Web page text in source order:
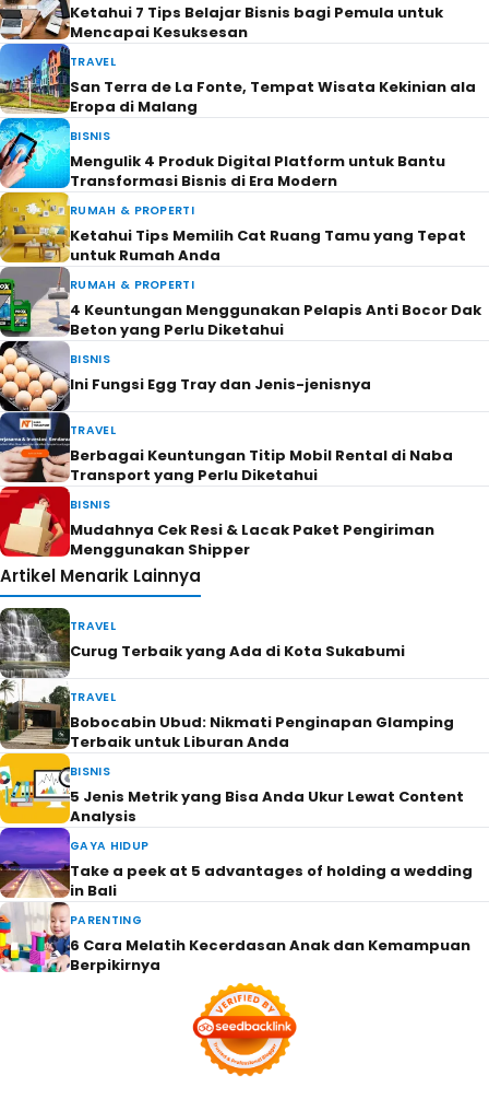
Ketahui 7 Tips Belajar Bisnis bagi Pemula untuk
Mencapai Kesuksesan
TRAVEL
San Terra de La Fonte, Tempat Wisata Kekinian ala
Eropa di Malang
BISNIS
Mengulik 4 Produk Digital Platform untuk Bantu
Transformasi Bisnis di Era Modern
RUMAH & PROPERTI
Ketahui Tips Memilih Cat Ruang Tamu yang Tepat
untuk Rumah Anda
RUMAH & PROPERTI
4 Keuntungan Menggunakan Pelapis Anti Bocor Dak
Beton yang Perlu Diketahui
BISNIS
Ini Fungsi Egg Tray dan Jenis-jenisnya
TRAVEL
Berbagai Keuntungan Titip Mobil Rental di Naba
Transport yang Perlu Diketahui
BISNIS
Mudahnya Cek Resi & Lacak Paket Pengiriman
Menggunakan Shipper
Artikel Menarik Lainnya
TRAVEL
Curug Terbaik yang Ada di Kota Sukabumi
TRAVEL
Bobocabin Ubud: Nikmati Penginapan Glamping
Terbaik untuk Liburan Anda
BISNIS
5 Jenis Metrik yang Bisa Anda Ukur Lewat Content
Analysis
GAYA HIDUP
Take a peek at 5 advantages of holding a wedding
in Bali
PARENTING
6 Cara Melatih Kecerdasan Anak dan Kemampuan
Berpikirnya